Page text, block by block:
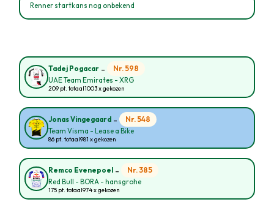
Renner startkans nog onbekend
Tadej Pogacar - Nr. 598
UAE Team Emirates - XRG
209 pt. totaal1003 x gekozen
Jonas Vingegaard - Nr. 548
Team Visma - Lease a Bike
86 pt. totaal981 x gekozen
Remco Evenepoel - Nr. 385
Red Bull - BORA - hansgrohe
175 pt. totaal974 x gekozen